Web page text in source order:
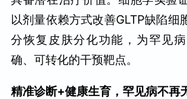
以剂量依赖方式改善GLTP缺陷细
分恢复皮肤分化功能，为罕见
确、可转化的干预靶点。
精准诊断+健康生育，罕见病不再